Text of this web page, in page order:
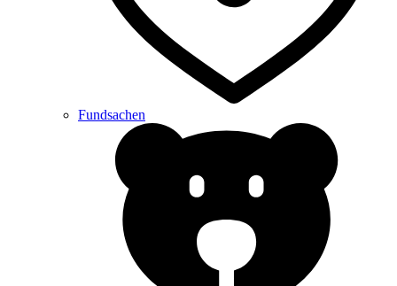
Fundsachen